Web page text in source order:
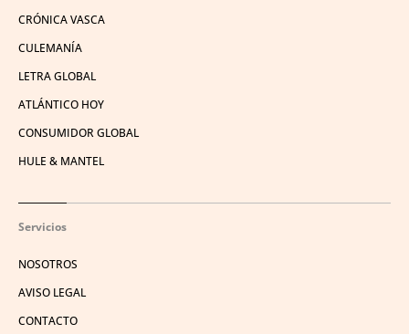
CRÓNICA VASCA
CULEMANÍA
LETRA GLOBAL
ATLÁNTICO HOY
CONSUMIDOR GLOBAL
HULE & MANTEL
Servicios
NOSOTROS
AVISO LEGAL
CONTACTO